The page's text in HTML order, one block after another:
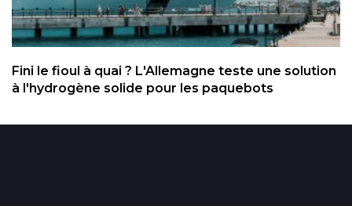
Fini le fioul à quai ? L'Allemagne teste une solution
à l'hydrogène solide pour les paquebots